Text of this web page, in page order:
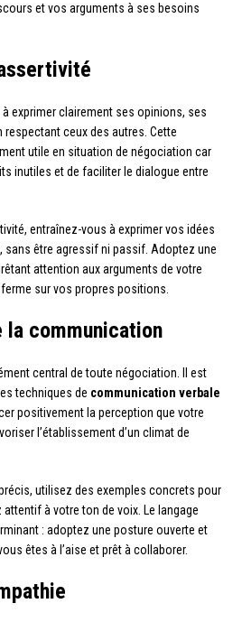
et vos arguments à ses besoins
exprimer clairement ses opinions, ses
ceux des autres. Cette
utile en situation de négociation car
inutiles et de faciliter le dialogue entre
entraînez-vous à exprimer vos idées
sans être agressif ni passif. Adoptez une
attention aux arguments de votre
sur vos propres positions.
la communication
central de toute négociation. Il est
techniques de communication verbale
positivement la perception que votre
l’établissement d’un climat de
utilisez des exemples concrets pour
à votre ton de voix. Le langage
: adoptez une posture ouverte et
êtes à l’aise et prêt à collaborer.